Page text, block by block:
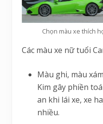
Chọn màu xe thích
Các màu xe nữ tuổi
Màu ghi, màu
Kim gây phiền
an khi lái xe, xe
nhiều.